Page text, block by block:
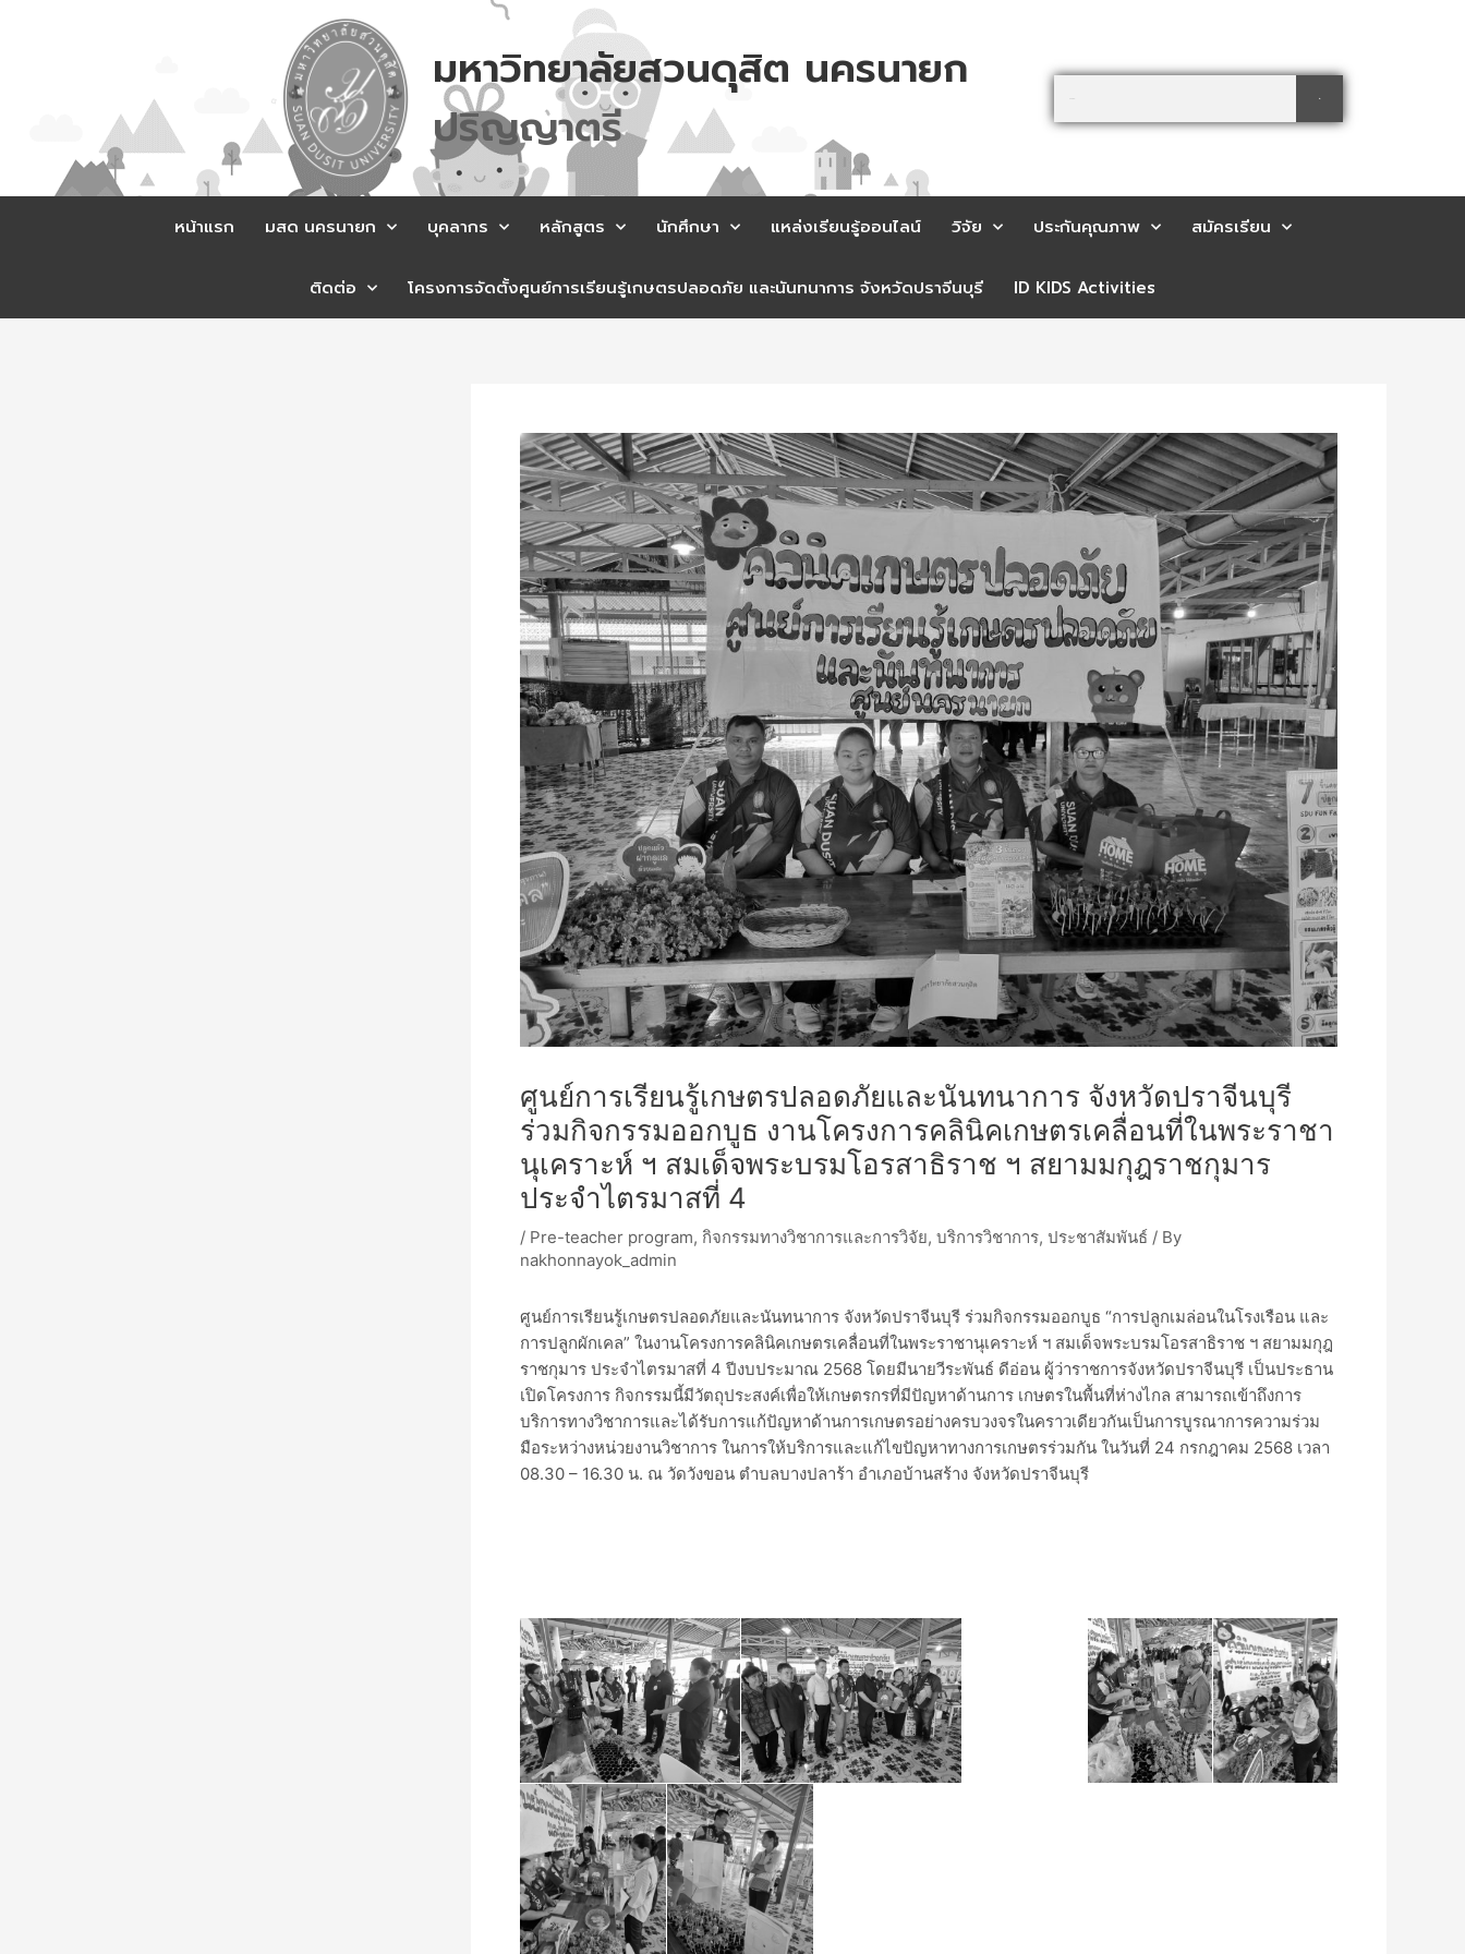
มหาวิทยาลัยสวนดุสิต นครนายก
ปรญญาตร
Search
หน้าแรก มสด นครนายก บุคลากร หลักสูตร นักศึกษา แหล่งเรียนรู้ออนไลน์ วิจัย ประกันคุณภาพ สมัครเรียน
ติดต่อ โครงการจัดตั้งศูนย์การเรียนรู้เกษตรปลอดภัย และนันทนาการ จังหวัดปราจีนบุรี ID KIDS Activities
ศูนย์การเรียนรู้เกษตรปลอดภัยและนันทนาการ จังหวัดปราจีนบุรี
ร่วมกิจกรรมออกบูธ งานโครงการคลินิคเกษตรเคลื่อนที่ในพระราชา
นุเคราะห์ ฯ สมเด็จพระบรมโอรสาธิราช ฯ สยามมกุฎราชกุมาร
ประจำไตรมาสที่ 4
/ Pre-teacher program, กิจกรรมทางวิชาการและการวิจัย, บริการวิชาการ, ประชาสัมพันธ์ / By
nakhonnayok_admin
ศูนย์การเรียนรู้เกษตรปลอดภัยและนันทนาการ จังหวัดปราจีนบุรี ร่วมกิจกรรมออกบูธ “การปลูกเมล่อนในโรงเรือน และ
การปลูกผักเคล” ในงานโครงการคลินิคเกษตรเคลื่อนที่ในพระราชานุเคราะห์ ฯ สมเด็จพระบรมโอรสาธิราช ฯ สยามมกุฎ
ราชกุมาร ประจำไตรมาสที่ 4 ปีงบประมาณ 2568 โดยมีนายวีระพันธ์ ดีอ่อน ผู้ว่าราชการจังหวัดปราจีนบุรี เป็นประธาน
เปิดโครงการ กิจกรรมนี้มีวัตถุประสงค์เพื่อให้เกษตรกรที่มีปัญหาด้านการ เกษตรในพื้นที่ห่างไกล สามารถเข้าถึงการ
บริการทางวิชาการและได้รับการแก้ปัญหาด้านการเกษตรอย่างครบวงจรในคราวเดียวกันเป็นการบูรณาการความร่วม
มือระหว่างหน่วยงานวิชาการ ในการให้บริการและแก้ไขปัญหาทางการเกษตรร่วมกัน ในวันที่ 24 กรกฎาคม 2568 เวลา
08.30 – 16.30 น. ณ วัดวังขอน ตำบลบางปลาร้า อำเภอบ้านสร้าง จังหวัดปราจีนบุรี